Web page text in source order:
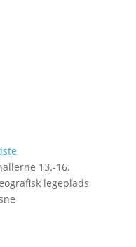
13.-16.
legeplads